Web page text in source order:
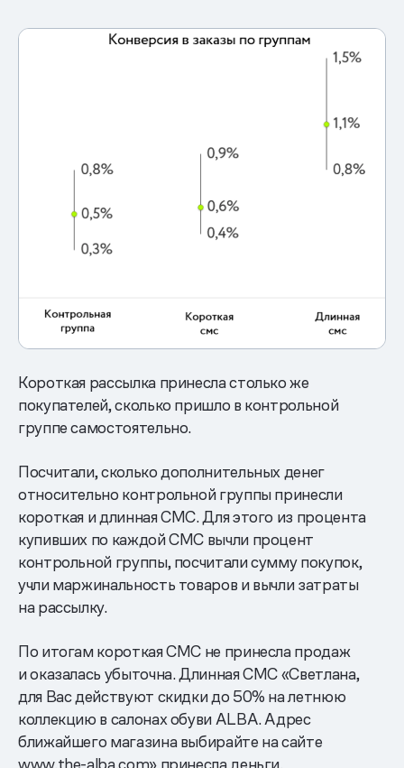
Короткая рассылка принесла столько же
покупателей, сколько пришло в контрольной
группе самостоятельно.
Посчитали, сколько дополнительных денег
относительно контрольной группы принесли
короткая и длинная СМС. Для этого из процента
купивших по каждой СМС вычли процент
контрольной группы, посчитали сумму покупок,
учли маржинальность товаров и вычли затраты
на рассылку.
По итогам короткая СМС не принесла продаж
и оказалась убыточна. Длинная СМС «Светлана,
для Вас действуют скидки до 50% на летнюю
коллекцию в салонах обуви ALBA. Адрес
ближайшего магазина выбирайте на сайте